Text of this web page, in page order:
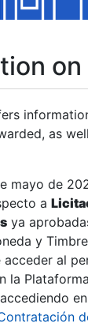
on
as
mayo de
a
ya
y
acceder al
la